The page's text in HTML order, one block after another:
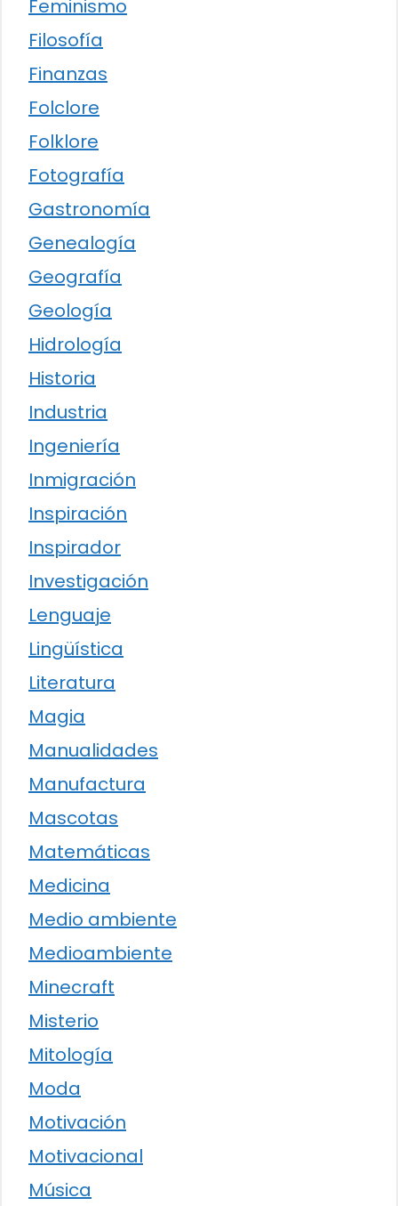
Feminismo
Filosofía
Finanzas
Folclore
Folklore
Fotografía
Gastronomía
Genealogía
Geografía
Geología
Hidrología
Historia
Industria
Ingeniería
Inmigración
Inspiración
Inspirador
Investigación
Lenguaje
Lingüística
Literatura
Magia
Manualidades
Manufactura
Mascotas
Matemáticas
Medicina
Medio ambiente
Medioambiente
Minecraft
Misterio
Mitología
Moda
Motivación
Motivacional
Música